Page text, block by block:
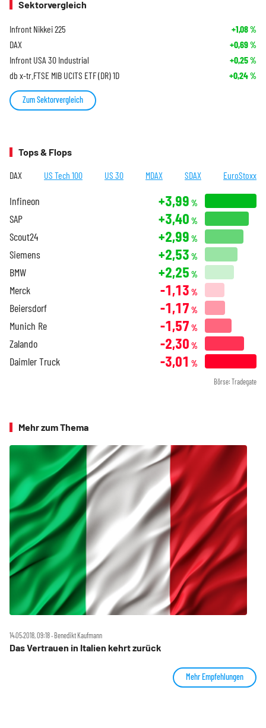
Sektorvergleich
Infront Nikkei 225 +1,08%
DAX +0,69%
Infront USA 30 Industrial +0,25%
db x-tr.FTSE MIB UCITS ETF (DR) 1D +0,24%
Zum Sektorvergleich
Tops & Flops
DAX US Tech 100 US 30 MDAX SDAX EuroStoxx
Infineon +3,99 %
SAP +3,40 %
Scout24 +2,99 %
Siemens +2,53 %
BMW +2,25 %
Merck -1,13 %
Beiersdorf -1,17 %
Munich Re -1,57 %
Zalando -2,30 %
Daimler Truck -3,01 %
Börse: Tradegate
Mehr zum Thema
14.05.2018, 09:18 ‧ Benedikt Kaufmann
Das Vertrauen in Italien kehrt zurück
Mehr Empfehlungen